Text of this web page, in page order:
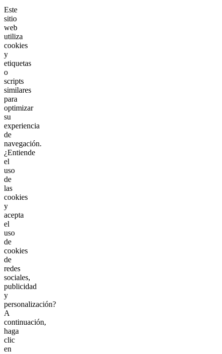
Este
sitio
web
utiliza
cookies
y
etiquetas
o
scripts
similares
para
optimizar
su
experiencia
de
navegación.
¿Entiende
el
uso
de
las
cookies
y
acepta
el
uso
de
cookies
de
redes
sociales,
publicidad
y
personalización?
A
continuación,
haga
clic
en